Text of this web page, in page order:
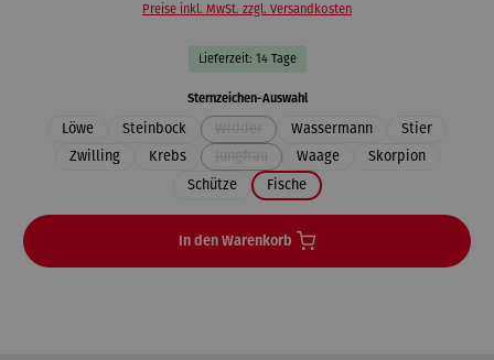
Preise inkl. MwSt. zzgl. Versandkosten
Lieferzeit: 14 Tage
Sternzeichen-Auswahlauswählen
Löwe Steinbock
(Diese Option ist zurzeit nicht verfügbar.)
Wassermann
Stier
Zwilling
Krebs
(Diese Option ist zurzeit nicht verfügbar.)
Waage
Skorpion
Schütze
Fische
In den Warenkorb